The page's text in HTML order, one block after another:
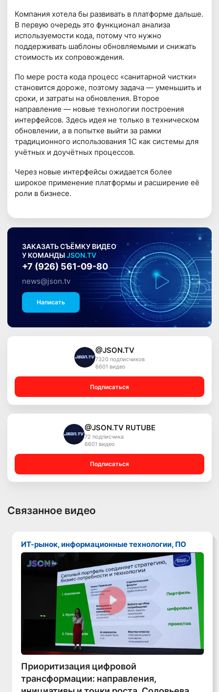
Компания хотела бы развивать в платформе дальше.
В первую очередь это функционал анализа
используемости кода, потому что нужно
поддерживать шаблоны обновляемыми и снижать
стоимость их сопровождения.
По мере роста кода процесс «санитарной чистки»
становится дороже, поэтому задача — уменьшить и
сроки, и затраты на обновления. Второе
направление — новые технологии построения
интерфейсов. Здесь идея не только в техническом
обновлении, а в попытке выйти за рамки
традиционного использования 1С как системы для
учётных и доучётных процессов.
Через новые интерфейсы ожидается более
широкое применение платформы и расширение её
роли в бизнесе.
ЗАКАЗАТЬ СЪЁМКУ ВИДЕО
У КОМАНДЫJSON.TV
+7 (926) 561-09-80
news@json.tv
Написать
@JSON.TV
7320 подписчиков
6601 видео
Подписаться
@JSON.TV RUTUBE
72 подписчика
6601 видео
Подписаться
Связанное видео
ИТ-рынок, информационные технологии, ПО
Смотреть видео
Приоритизация цифровой
трансформации: направления,